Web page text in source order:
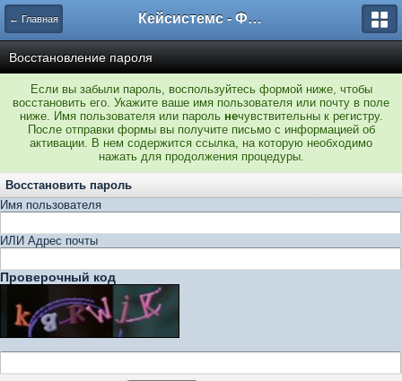
← Главная Кейсистемс - Форумы
Восстановление пароля
Если вы забыли пароль, воспользуйтесь формой ниже, чтобы
восстановить его. Укажите ваше имя пользователя или почту в поле
ниже. Имя пользователя или пароль нечувствительны к регистру.
После отправки формы вы получите письмо с информацией об
активации. В нем содержится ссылка, на которую необходимо
нажать для продолжения процедуры.
Восстановить пароль
Имя пользователя
ИЛИ Адрес почты
Проверочный код